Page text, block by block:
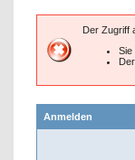
Der Zugriff
Sie
Anmelden